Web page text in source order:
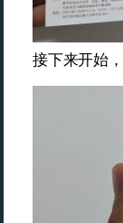
接下来开始